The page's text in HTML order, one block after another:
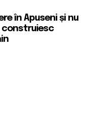
în Apuseni și nu
construiesc